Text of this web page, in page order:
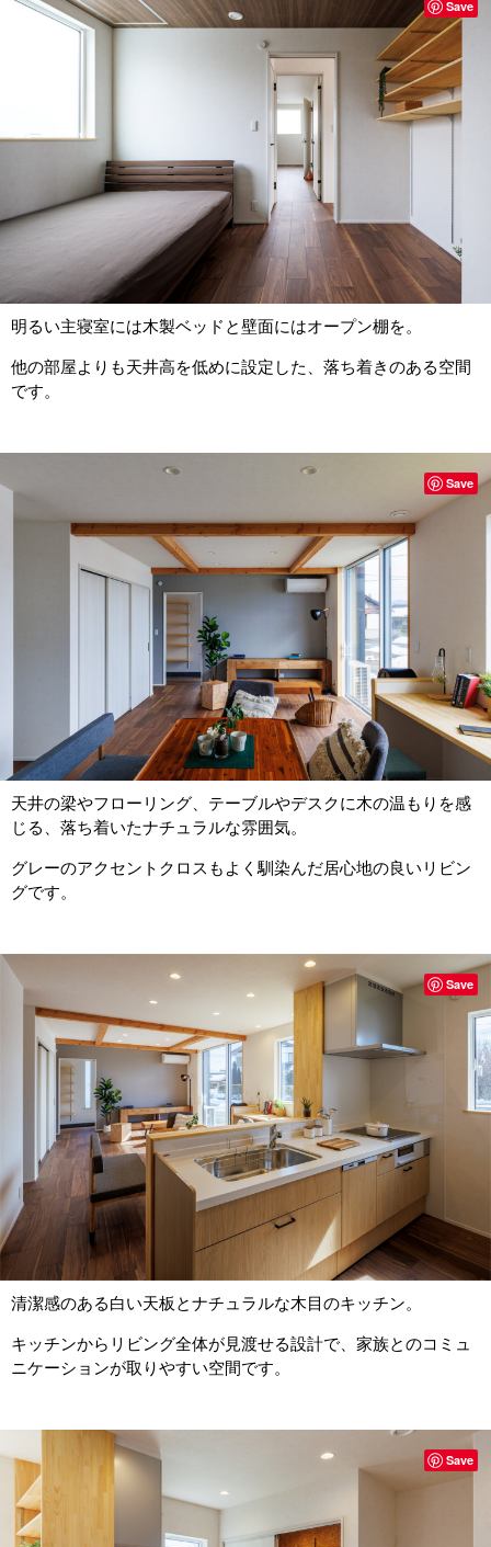
明るい主寝室には木製ベッドと壁面にはオープン棚を。
他の部屋よりも天井高を低めに設定した、落ち着きのある空間
です。
Save
天井の梁やフローリング、テーブルやデスクに木の温もりを感
じる、落ち着いたナチュラルな雰囲気。
グレーのアクセントクロスもよく馴染んだ居心地の良いリビン
グです。
Save
清潔感のある白い天板とナチュラルな木目のキッチン。
キッチンからリビング全体が見渡せる設計で、家族とのコミュ
ニケーションが取りやすい空間です。
Save
Save